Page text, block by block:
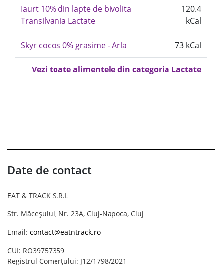
Iaurt 10% din lapte de bivolita
Transilvania Lactate
120.4
kCal
Skyr cocos 0% grasime - Arla 73 kCal
Vezi toate alimentele din categoria Lactate
Date de contact
EAT & TRACK S.R.L
Str. Măceșului, Nr. 23A, Cluj-Napoca, Cluj
Email: contact@eatntrack.ro
CUI: RO39757359
Registrul Comerțului: J12/1798/2021